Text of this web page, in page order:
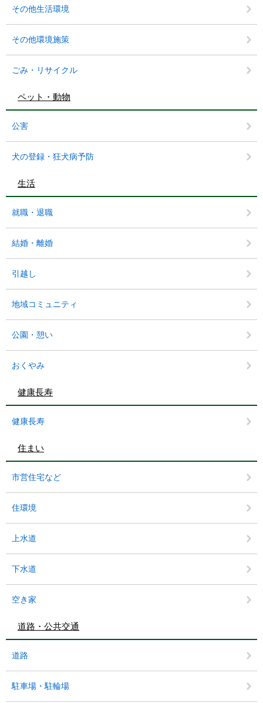
その他生活環境
その他環境施策
ごみ・リサイクル
ペット・動物
公害
犬の登録・狂犬病予防
生活
就職・退職
結婚・離婚
引越し
地域コミュニティ
公園・憩い
おくやみ
健康長寿
健康長寿
住まい
市営住宅など
住環境
上水道
下水道
空き家
道路・公共交通
道路
駐車場・駐輪場